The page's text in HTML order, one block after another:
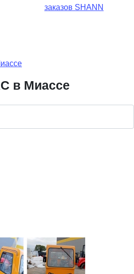
заказов SHANN
в Миассе